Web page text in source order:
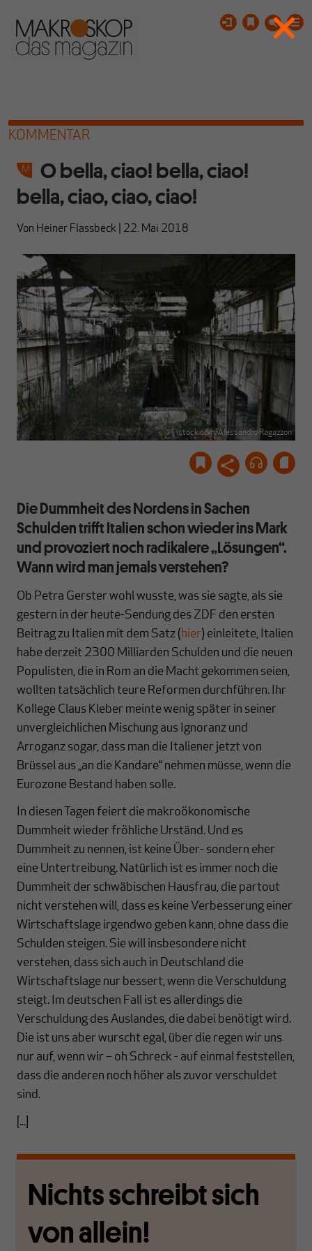
KOMMENTAR
O bella, ciao! bella, ciao!
bella, ciao, ciao, ciao!
Von Heiner Flassbeck 22. Mai 2018
istock.com/Alessandro Ragazzon
Die Dummheit des Nordens in Sachen
Schulden trifft Italien schon wieder ins Mark
und provoziert noch radikalere „Lösungen“.
Wann wird man jemals verstehen?
Ob Petra Gerster wohl wusste, was sie sagte, als sie
gestern in der heute-Sendung des ZDF den ersten
Beitrag zu Italien mit dem Satz (hier) einleitete, Italien
habe derzeit 2300 Milliarden Schulden und die neuen
Populisten, die in Rom an die Macht gekommen seien,
wollten tatsächlich teure Reformen durchführen. Ihr
Kollege Claus Kleber meinte wenig später in seiner
unvergleichlichen Mischung aus Ignoranz und
Arroganz sogar, dass man die Italiener jetzt von
Brüssel aus „an die Kandare“ nehmen müsse, wenn die
Eurozone Bestand haben solle.
In diesen Tagen feiert die makroökonomische
Dummheit wieder fröhliche Urständ. Und es
Dummheit zu nennen, ist keine Über- sondern eher
eine Untertreibung. Natürlich ist es immer noch die
Dummheit der schwäbischen Hausfrau, die partout
nicht verstehen will, dass es keine Verbesserung einer
Wirtschaftslage irgendwo geben kann, ohne dass die
Schulden steigen. Sie will insbesondere nicht
verstehen, dass sich auch in Deutschland die
Wirtschaftslage nur bessert, wenn die Verschuldung
steigt. Im deutschen Fall ist es allerdings die
Verschuldung des Auslandes, die dabei benötigt wird.
Die ist uns aber wurscht egal, über die regen wir uns
nur auf, wenn wir – oh Schreck - auf einmal feststellen,
dass die anderen noch höher als zuvor verschuldet
sind.
[...]
Nichts schreibt sich
von allein!